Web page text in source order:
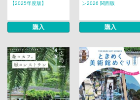
【2025年度版】
購入
ン2026 関西版
購入